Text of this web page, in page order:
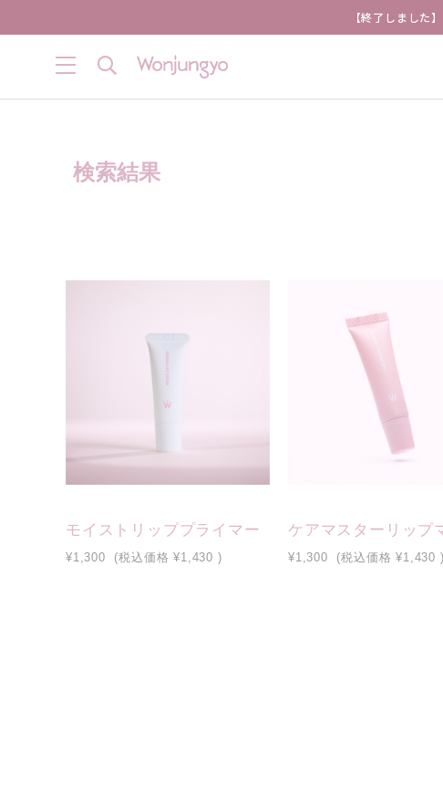
【終了しました
検索結果
モイストリッププライマー
¥1,300 (税込価格 ¥1,430 )
ケアマスターリップ
¥1,300 (税込価格 ¥1,430 )